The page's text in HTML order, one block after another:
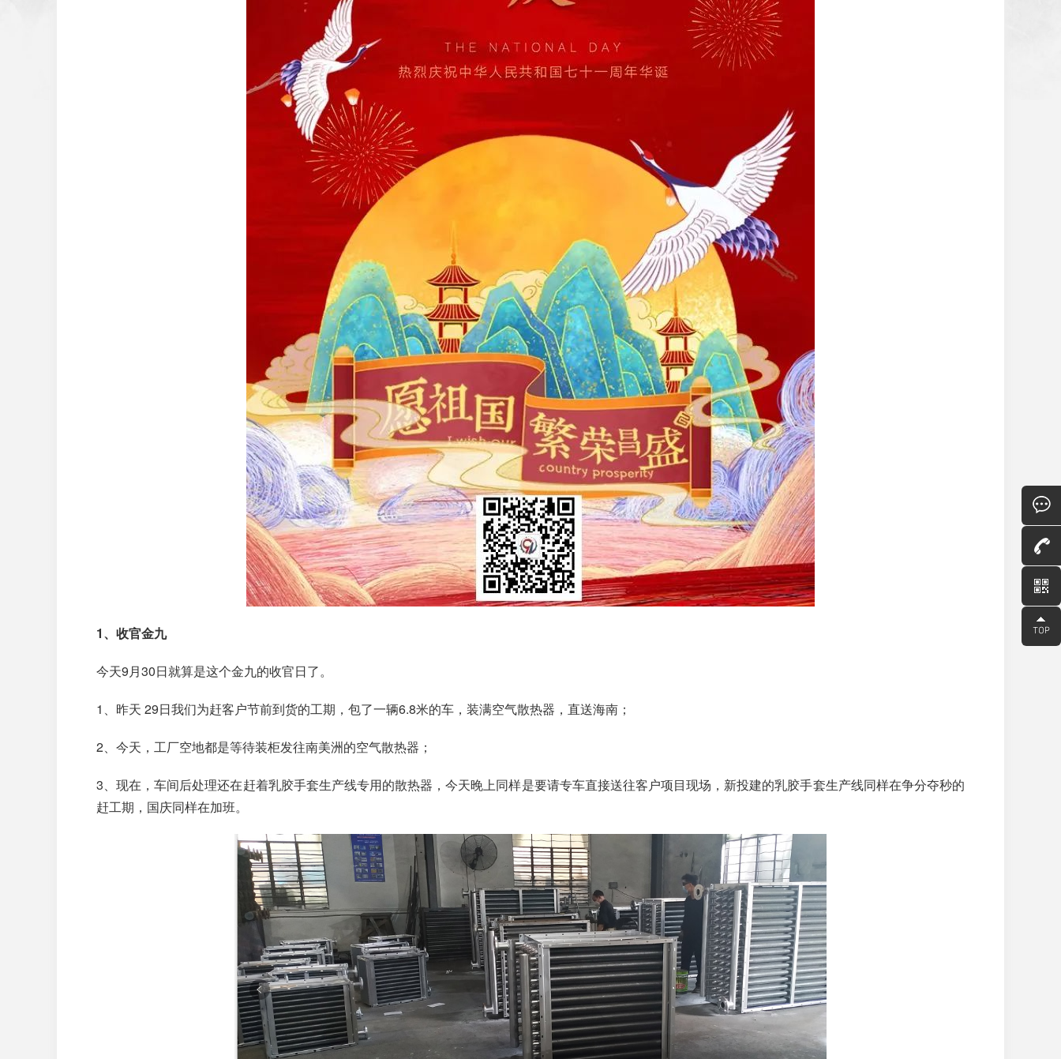
1、收官金九
今天9月30日就算是这个金九的收官日了。
1、昨天 29日我们为赶客户节前到货的工期，包了一辆6.8米的车，装满空气散热器，直送海南；
2、今天，工厂空地都是等待装柜发往南美洲的空气散热器；
3、现在，车间后处理还在赶着乳胶手套生产线专用的散热器，今天晚上同样是要请专车直接送往客户项目现场，新投建的乳胶手套生产线同样在争分夺秒的
赶工期，国庆同样在加班。